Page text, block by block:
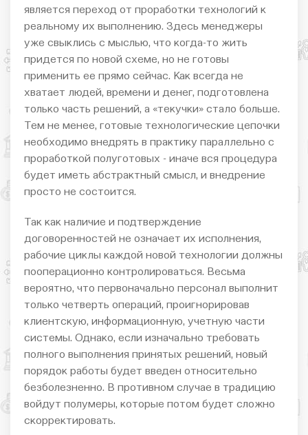
является переход от проработки технологий к
реальному их выполнению. Здесь менеджеры
уже свыклись с мыслью, что когда-то жить
придется по новой схеме, но не готовы
применить ее прямо сейчас. Как всегда не
хватает людей, времени и денег, подготовлена
только часть решений, а «текучки» стало больше.
Тем не менее, готовые технологические цепочки
необходимо внедрять в практику параллельно с
проработкой полуготовых - иначе вся процедура
будет иметь абстрактный смысл, и внедрение
просто не состоится.
Так как наличие и подтверждение
договоренностей не означает их исполнения,
рабочие циклы каждой новой технологии должны
пооперационно контролироваться. Весьма
вероятно, что первоначально персонал выполнит
только четверть операций, проигнорировав
клиентскую, информационную, учетную части
системы. Однако, если изначально требовать
полного выполнения принятых решений, новый
порядок работы будет введен относительно
безболезненно. В противном случае в традицию
войдут полумеры, которые потом будет сложно
скорректировать.